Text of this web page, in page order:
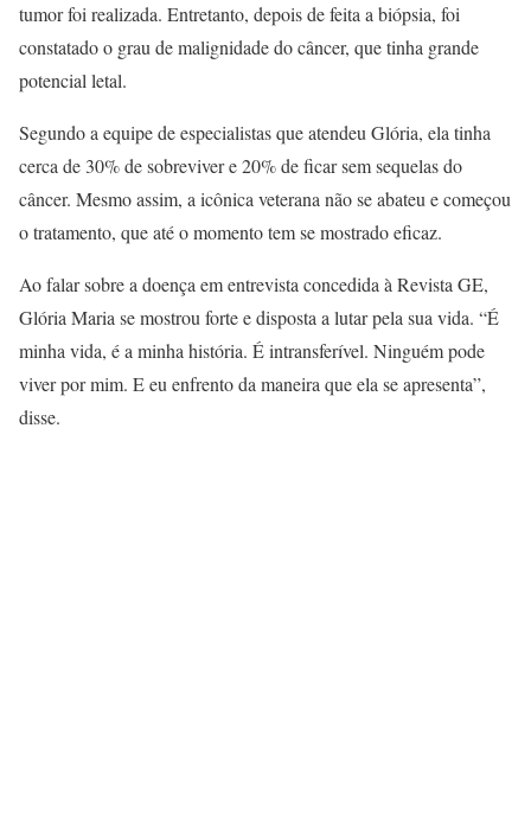
tumor foi realizada. Entretanto, depois de feita a biópsia, foi
constatado o grau de malignidade do câncer, que tinha grande
potencial letal.
Segundo a equipe de especialistas que atendeu Glória, ela tinha
cerca de 30% de sobreviver e 20% de ficar sem sequelas do
câncer. Mesmo assim, a icônica veterana não se abateu e começou
o tratamento, que até o momento tem se mostrado eficaz.
Ao falar sobre a doença em entrevista concedida à Revista GE,
Glória Maria se mostrou forte e disposta a lutar pela sua vida. “É
minha vida, é a minha história. É intransferível. Ninguém pode
viver por mim. E eu enfrento da maneira que ela se apresenta”,
disse.